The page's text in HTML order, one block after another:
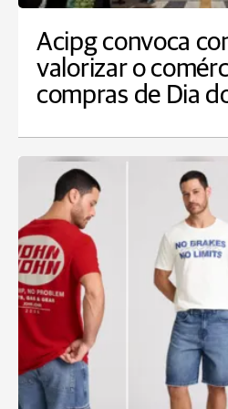
Acipg convoca
valorizar o
compras de Dia